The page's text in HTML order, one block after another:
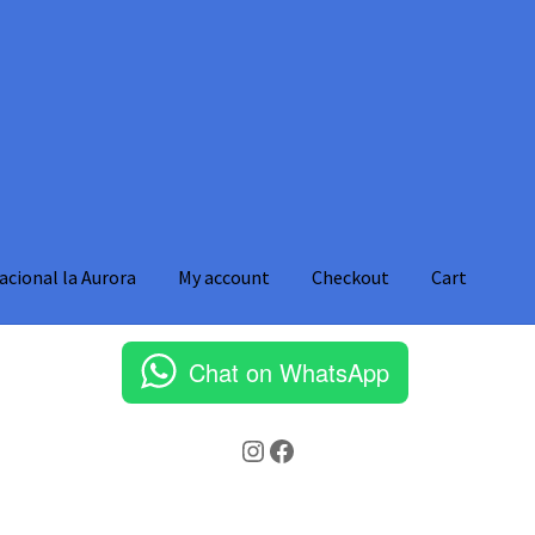
la Aurora My account Checkout Cart
Checkout Client Portal My account
Chat on WhatsApp
Instagram
Facebook